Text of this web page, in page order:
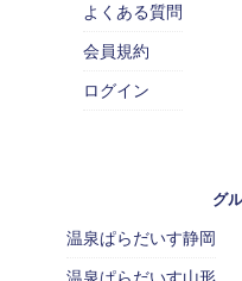
よくある質問
会員規約
ログイン
グ
温泉ぱらだいす静岡
温泉ぱらだいす山形